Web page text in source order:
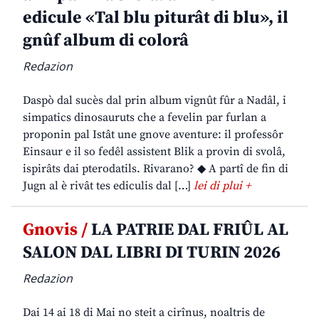
edicule «Tal blu piturât di blu», il
gnûf album di colorâ
Redazion
Daspò dal sucès dal prin album vignût fûr a Nadâl, i
simpatics dinosauruts che a fevelin par furlan a
proponin pal Istât une gnove aventure: il professôr
Einsaur e il so fedêl assistent Blik a provin di svolâ,
ispirâts dai pterodatils. Rivarano? ◆ A partî de fin di
Jugn al è rivât tes ediculis dal […] lei di plui +
Gnovis /LA PATRIE DAL FRIÛL AL
SALON DAL LIBRI DI TURIN 2026
Redazion
Dai 14 ai 18 di Mai no steit a cirînus, noaltris de